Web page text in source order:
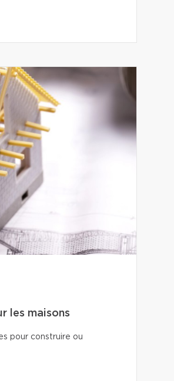
les maisons
pour construire ou